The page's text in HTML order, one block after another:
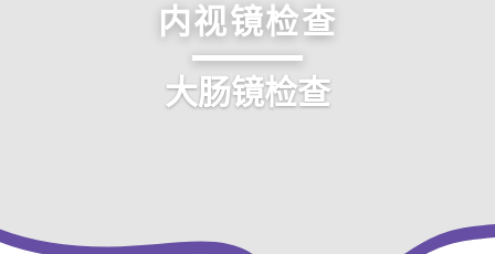
内视镜检查
大肠镜检查